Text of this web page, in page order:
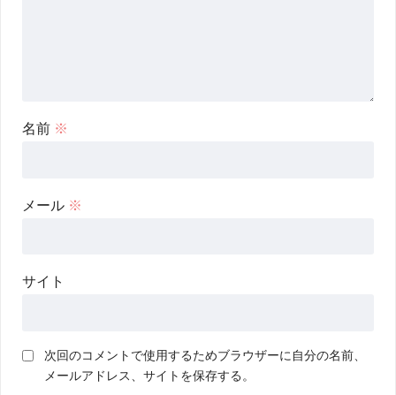
名前 ※
メール ※
サイト
次回のコメントで使用するためブラウザーに自分の名前、
メールアドレス、サイトを保存する。